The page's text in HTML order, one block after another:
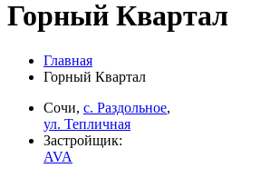
Горный Квартал
Главная
Горный Квартал
Сочи, с. Раздольное,
ул. Тепличная
Застройщик:
AVA